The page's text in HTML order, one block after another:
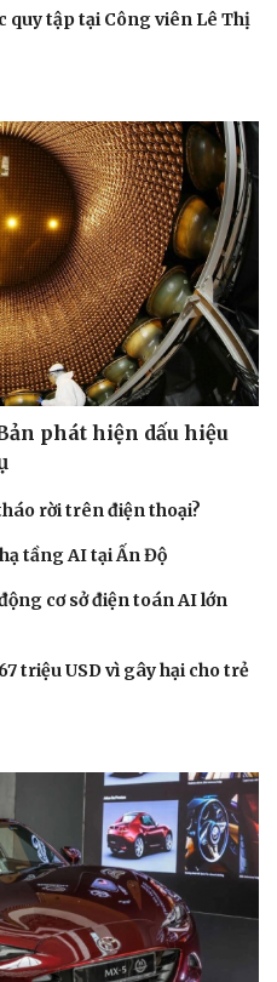
Giải trí
Nghệ sĩ
Thời trang
Sao Việt
quy tập tại Công viên Lê Thị
phát hiện dấu hiệu
rời trên điện thoại?
tầng AI tại Ấn Độ
cơ sở điện toán AI lớn
triệu USD vì gây hại cho trẻ